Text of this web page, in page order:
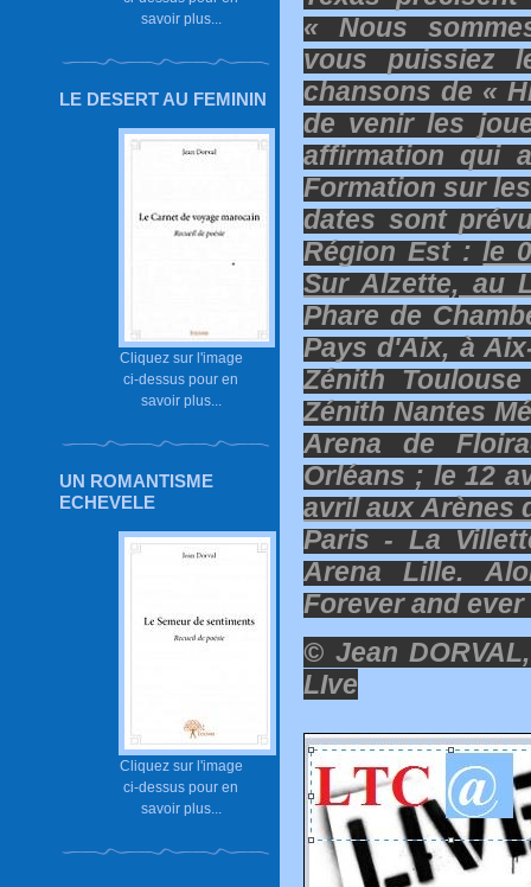
savoir plus...
LE DESERT AU FEMININ
Cliquez sur l'image
ci-dessus pour en
savoir plus...
UN ROMANTISME
ECHEVELE
Cliquez sur l'image
ci-dessus pour en
savoir plus...
« Nous
vous puissiez
chansons de «
de venir les
affirmation qui
Formation sur
dates sont
Région Est :le
Sur Alzette, au
Phare de
Pays d'Aix, à
Zénith
Zénith Nantes
Arena de
Orléans ; le 12
avril aux Arènes
Paris - La
Arena Lille.
Forever and ever
© Jean
LIve